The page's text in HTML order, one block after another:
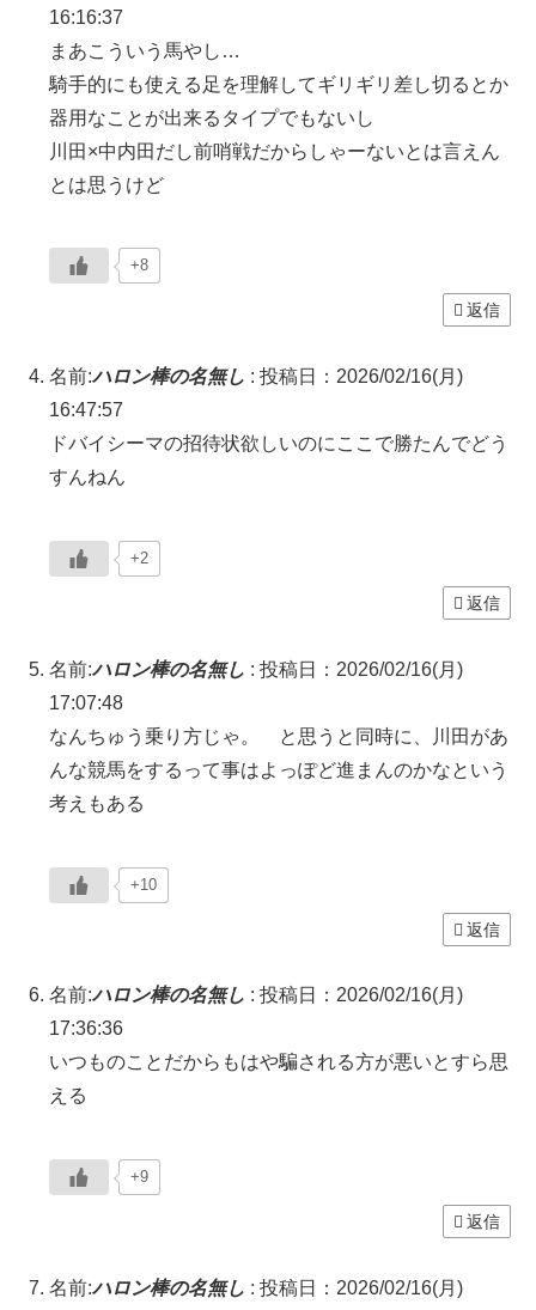
16:16:37
まあこういう馬やし…
騎手的にも使える足を理解してギリギリ差し切るとか
器用なことが出来るタイプでもないし
川田×中内田だし前哨戦だからしゃーないとは言えん
とは思うけど
+8
返信
名前:ハロン棒の名無し : 投稿日：2026/02/16(月)
16:47:57
ドバイシーマの招待状欲しいのにここで勝たんでどう
すんねん
+2
返信
名前:ハロン棒の名無し : 投稿日：2026/02/16(月)
17:07:48
なんちゅう乗り方じゃ。 と思うと同時に、川田があ
んな競馬をするって事はよっぽど進まんのかなという
考えもある
+10
返信
名前:ハロン棒の名無し : 投稿日：2026/02/16(月)
17:36:36
いつものことだからもはや騙される方が悪いとすら思
える
+9
返信
名前:ハロン棒の名無し : 投稿日：2026/02/16(月)